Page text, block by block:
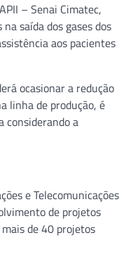
– Senai Cimatec,
saída dos gases dos
aos pacientes
ocasionar a redução
linha de produção, é
considerando a
e Telecomunicações
de projetos
de 40 projetos